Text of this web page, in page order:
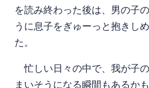
を読み終わった後は、男の子
うに息子をぎゅーっと抱きし
た。
忙しい日々の中で、我が子
まいそうになる瞬間もあるか